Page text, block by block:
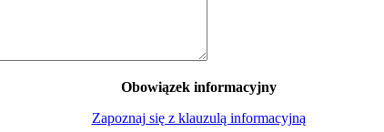
Obowiązek informacyjny
Zapoznaj się z klauzulą informacyjną